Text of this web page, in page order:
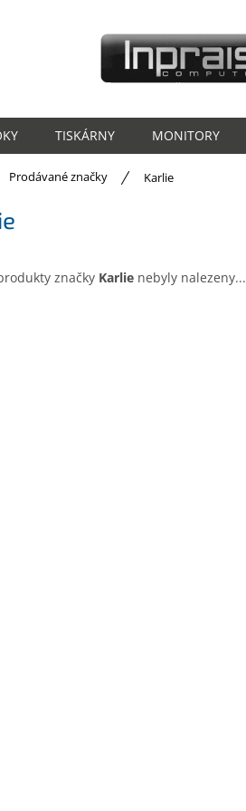
TISKÁRNY MONITORY
Prodávané značky Karlie
značky Karlie nebyly nalezeny...